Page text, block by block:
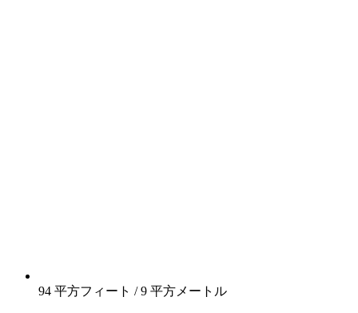
94 平方フィート / 9 平方メートル